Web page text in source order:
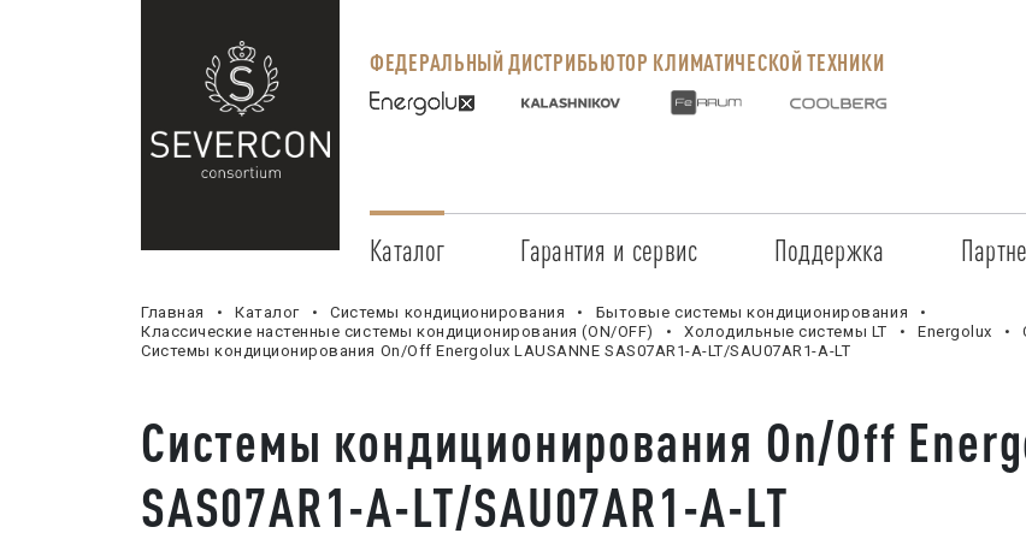
ФЕДЕРАЛЬНЫЙ ДИСТРИБЬЮТОР КЛИМАТИЧЕСКОЙ ТЕХНИКИ
Каталог Гарантия и сервис
Сервисные центры
Условия предоставления гарантии
Заказ запчастей
Поддержка
Регистрация объекта
Обучение
Документация
ПО для Energolux
Главная Каталог Системы кондиционирования
Бытовые системы кондиционирования
Классические настенные системы кондиционирования (ON/OFF)
Холодильные системы LT Energolux
Системы кондиционирования On/Off Energolux LAUSANNE SAS07AR1-A-LT/SAU07AR1-A-LT
Системы кондиционирования On/Off
SAS07AR1-A-LT/SAU07AR1-A-LT